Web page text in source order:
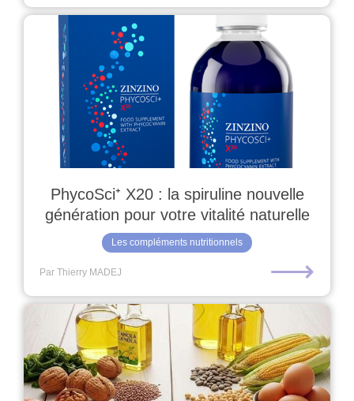
PhycoSci⁺ X20 : la spiruline nouvelle
génération pour votre vitalité naturelle
Les compléments nutritionnels
Par Thierry MADEJ ⟶